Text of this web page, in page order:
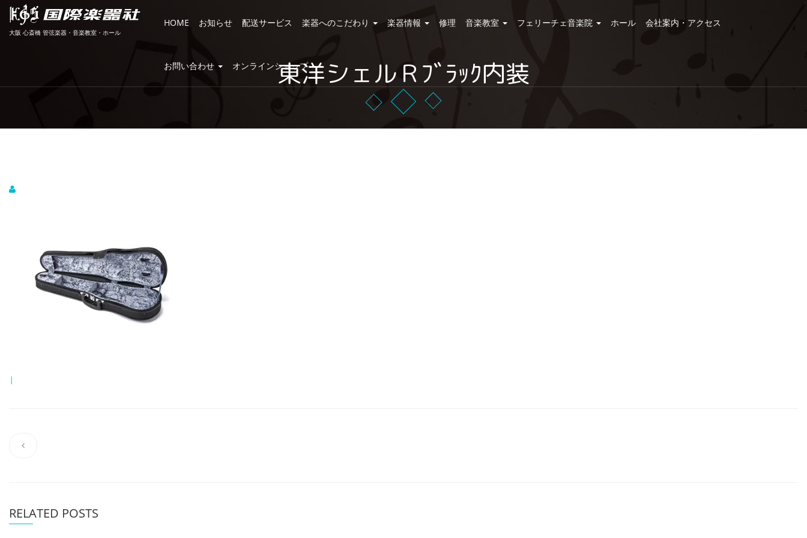
大阪 心斎橋 管弦楽器・音楽教室・ホール
HOME お知らせ 配送サービス 楽器へのこだわり 楽器情報 修理 音楽教室 フェリーチェ音楽院 ホール 会社案内・アクセス
お問い合わせ オンラインショップ東洋シェルＲﾌﾞﾗｯｸ内装
|
RELATED POSTS